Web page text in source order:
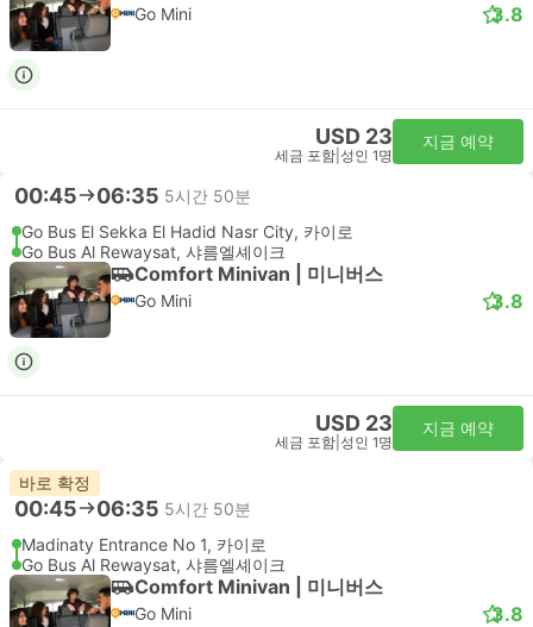
Go Mini 3.8
USD 23
세금 포함 성인 1명
지금 예약
00:45 06:35 5시간 50분
Go Bus El Sekka El Hadid Nasr City, 카이로
Go Bus Al Rewaysat, 샤름엘셰이크
Comfort Minivan | 미니버스
Go Mini 3.8
USD 23
세금 포함 성인 1명
지금 예약
바로 확정
00:45 06:35 5시간 50분
Madinaty Entrance No 1, 카이로
Go Bus Al Rewaysat, 샤름엘셰이크
Comfort Minivan | 미니버스
Go Mini 3.8